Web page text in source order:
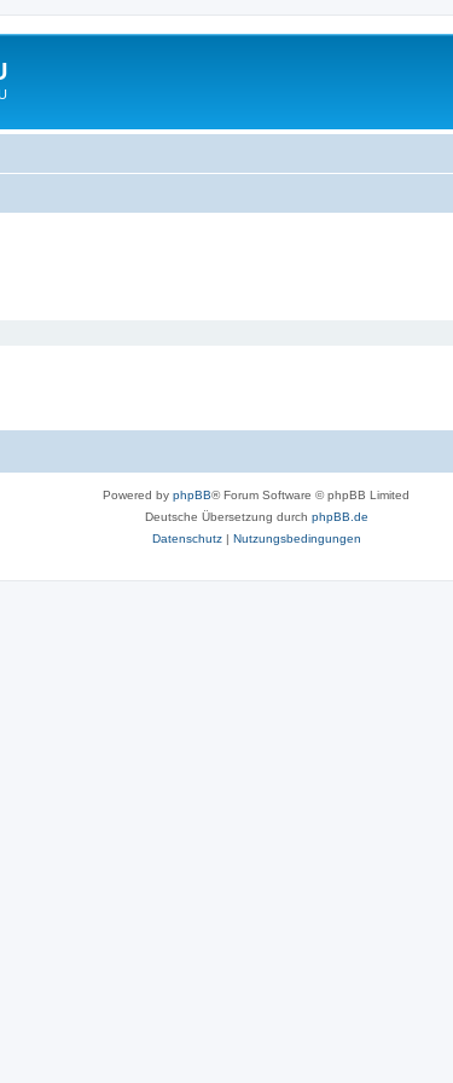
Powered by phpBB® Forum Software © phpBB Limited
Deutsche Übersetzung durch phpBB.de
Datenschutz| Nutzungsbedingungen